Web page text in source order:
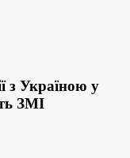
з Україною у
ЗМІ